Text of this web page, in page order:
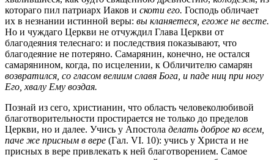
котораго пил патриарх Иаков и скоти его. Господь обличает
их в незнании истинной веры: вы кланяетеся, егоже не весте.
Но и чуждаго Церкви не отчуждил Глава Церкви от
благодеяния телеснаго: и последствия показывают, что
благодеяние не потеряно. Самарянин, конечно, не остался
самарянином, когда, по исцелении, к Обличителю самарян
возвратился, со гласом велиим славя Бога, и паде ниц при ногу
Его, хвалу Ему воздая.
Познай из сего, христианин, что область человеколюбивой
благотворительности простирается не только до пределов
Церкви, но и далее. Учись у Апостола делать доброе ко всем,
паче же присным в вере (Гал. VI. 10): учись у Христа и не
присных в вере привлекать к ней благотворением. Самое